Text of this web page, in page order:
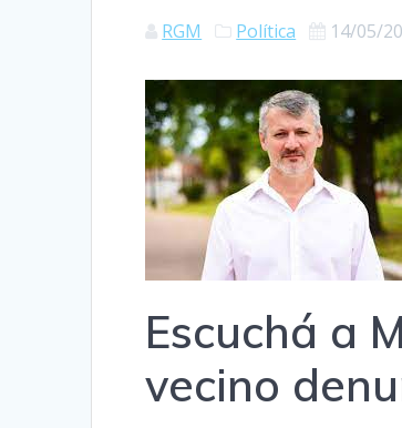
RGM Política 14/05/
Escuchá a
vecino